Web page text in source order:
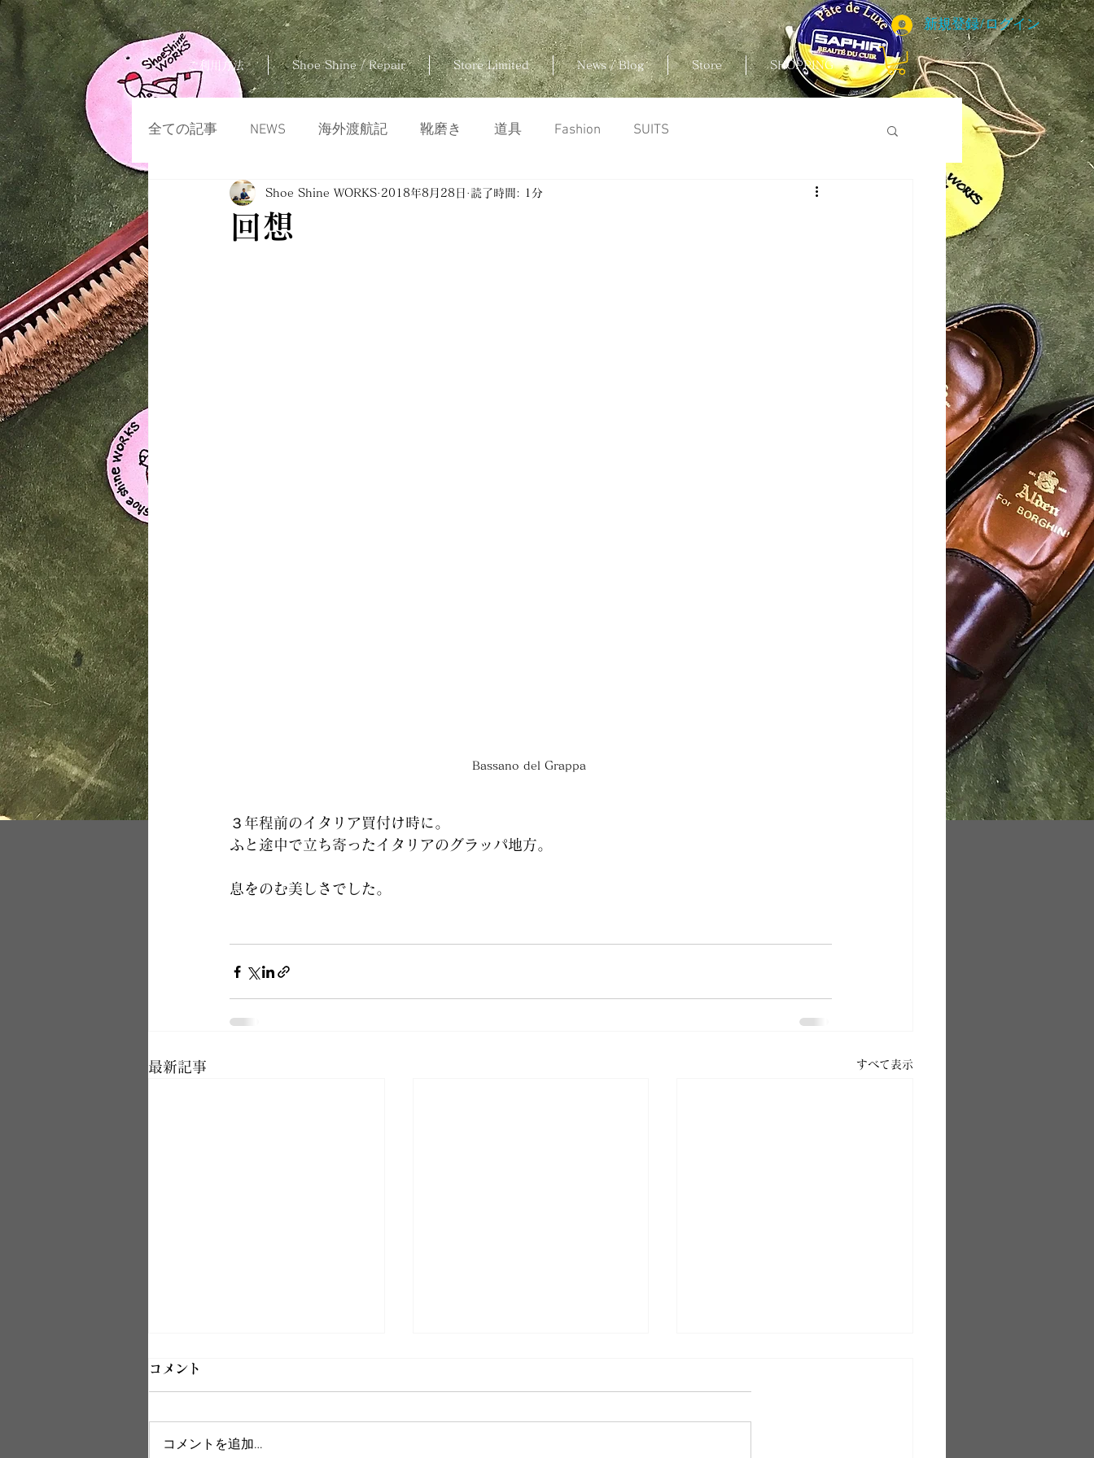
新規登録/ログイン
ご利用方法 Shoe Shine / Repair Store Limited News / Blog Store SHOPPING
全ての記事 NEWS 海外渡航記 靴磨き 道具 Fashion SUITS
回想
Shoe Shine WORKS 2018年8月28日 読了時間: 1分
Bassano del Grappa
３年程前のイタリア買付け時に。
ふと途中で立ち寄ったイタリアのグラッパ地方。
息をのむ美しさでした。
最新記事 すべて表示
コメント
コメントを追加…